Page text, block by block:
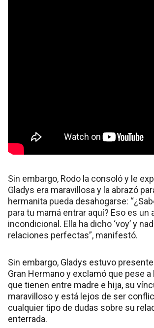
Sin embargo, Rodo la consoló y le
Gladys era maravillosa y la abrazó
hermanita pueda desahogarse:
para tu mamá entrar aquí? Eso es un
incondicional. Ella ha dicho ‘voy’ y
relaciones perfectas”, manifestó.
Sin embargo, Gladys estuvo
Gran Hermano y exclamó que pese
que tienen entre madre e hija, su
maravilloso y está lejos de ser
cualquier tipo de dudas sobre su
enterrada.